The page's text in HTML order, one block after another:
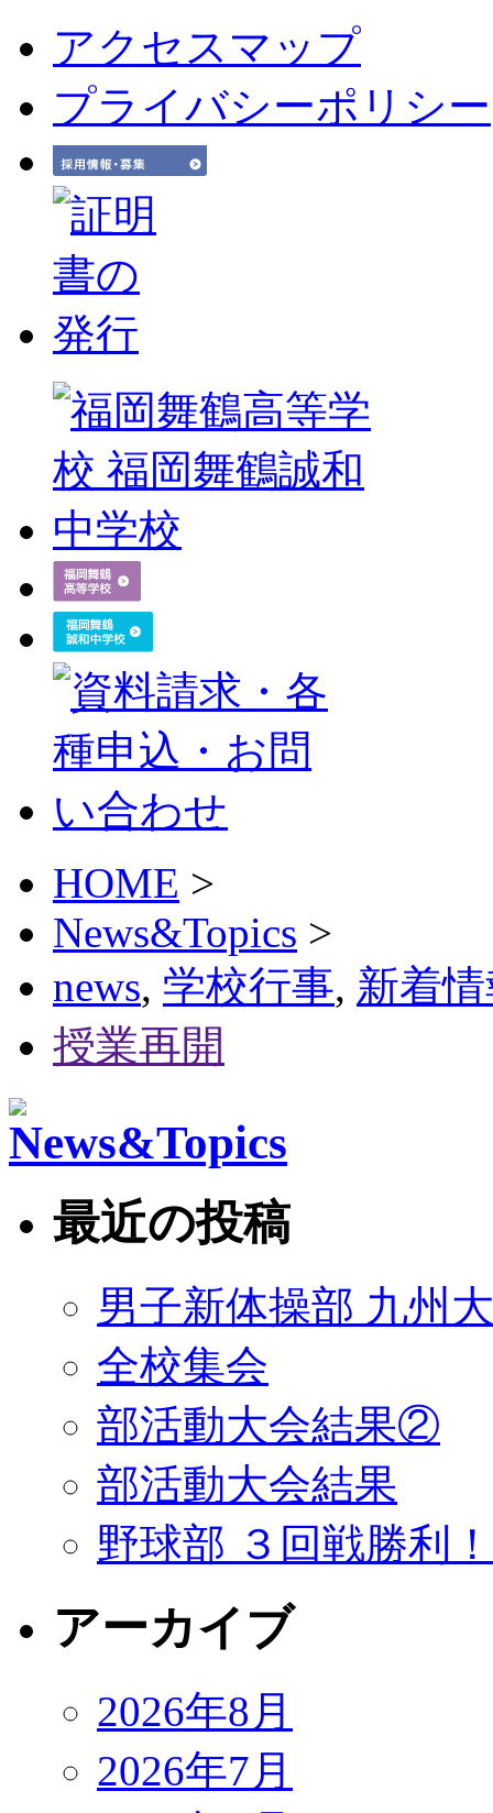
アクセスマップ
プライバシーポリシー
HOME >
News&Topics >
news, 学校行事, 新着
授業再開
最近の投稿
男子新体操部 九州
全校集会
部活動大会結果②
部活動大会結果
野球部 ３回戦勝利！
アーカイブ
2026年8月
2026年7月